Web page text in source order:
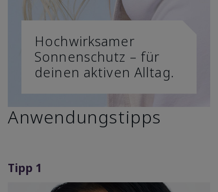
Hochwirksamer
Sonnenschutz – für
deinen aktiven Alltag.
Anwendungstipps
Tipp 1